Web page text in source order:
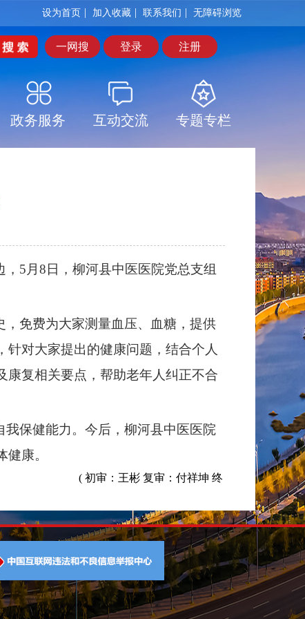
设为首页 | 加入收藏 | 联系我们 | 无障碍浏览
一网搜 登录 注册
政务服务 互动交流 专题专栏
5月8日，柳河县中医医院党总支组
免费为大家测量血压、血糖，提供
对大家提出的健康问题，结合个人
康复相关要点，帮助老年人纠正不合
保健能力。今后，柳河县中医医院
康。
( 初审：王彬 复审：付祥坤 终